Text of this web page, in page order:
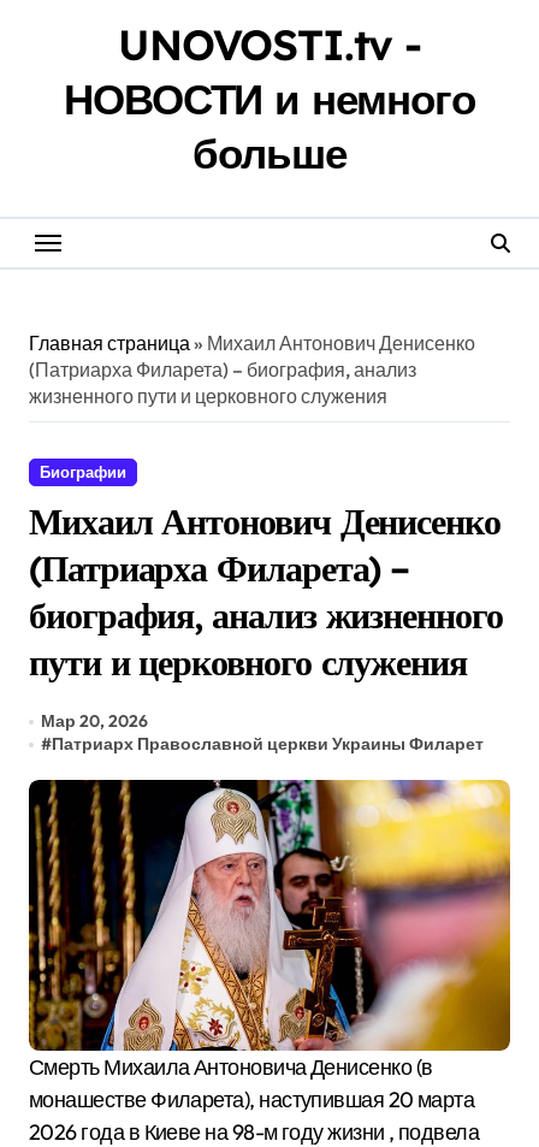
UNOVOSTI.tv -
НОВОСТИ и немного
больше
Главная страница» Михаил Антонович Денисенко
(Патриарха Филарета) – биография, анализ
жизненного пути и церковного служения
Биографии
Михаил Антонович Денисенко
(Патриарха Филарета) –
биография, анализ жизненного
пути и церковного служения
Мар 20, 2026
#Патриарх Православной церкви Украины Филарет
Смерть Михаила Антоновича Денисенко (в
монашестве Филарета), наступившая 20 марта
2026 года в Киеве на 98-м году жизни , подвела